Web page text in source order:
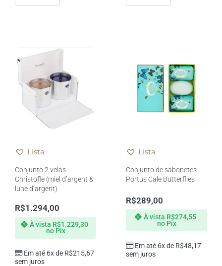
Lista
Conjunto 2 velas
Christofle (miel d’argent &
lune d’argent)
R$1.294,00
Em até 6x de R$215,67
sem juros
À vista R$1.229,30
no Pix
Lista
Conjunto de sabonetes
Portus Cale Butterflies
R$289,00
Em até 6x de R$48,17
sem juros
À vista R$274,55
no Pix